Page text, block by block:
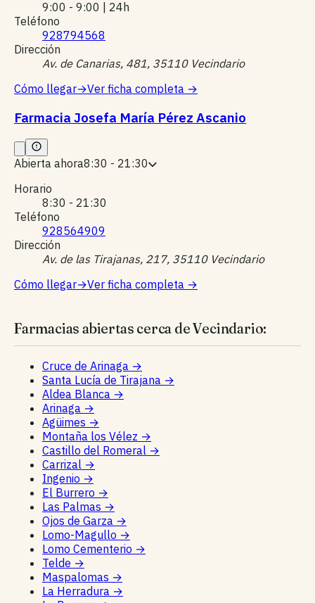
9:00 - 9:00 | 24h
Teléfono
928794568
Dirección
Av. de Canarias, 481, 35110 Vecindario
Cómo llegar→Ver ficha completa →
Farmacia Josefa María Pérez Ascanio
Abierta ahora8:30 - 21:30
Horario
8:30 - 21:30
Teléfono
928564909
Dirección
Av. de las Tirajanas, 217, 35110 Vecindario
Cómo llegar→Ver ficha completa →
Farmacias abiertas cerca de Vecindario:
Cruce de Arinaga →
Santa Lucía de Tirajana →
Aldea Blanca →
Arinaga →
Agüimes →
Montaña los Vélez →
Castillo del Romeral →
Carrizal →
Ingenio →
El Burrero →
Las Palmas →
Ojos de Garza →
Lomo-Magullo →
Lomo Cementerio →
Telde →
Maspalomas →
La Herradura →